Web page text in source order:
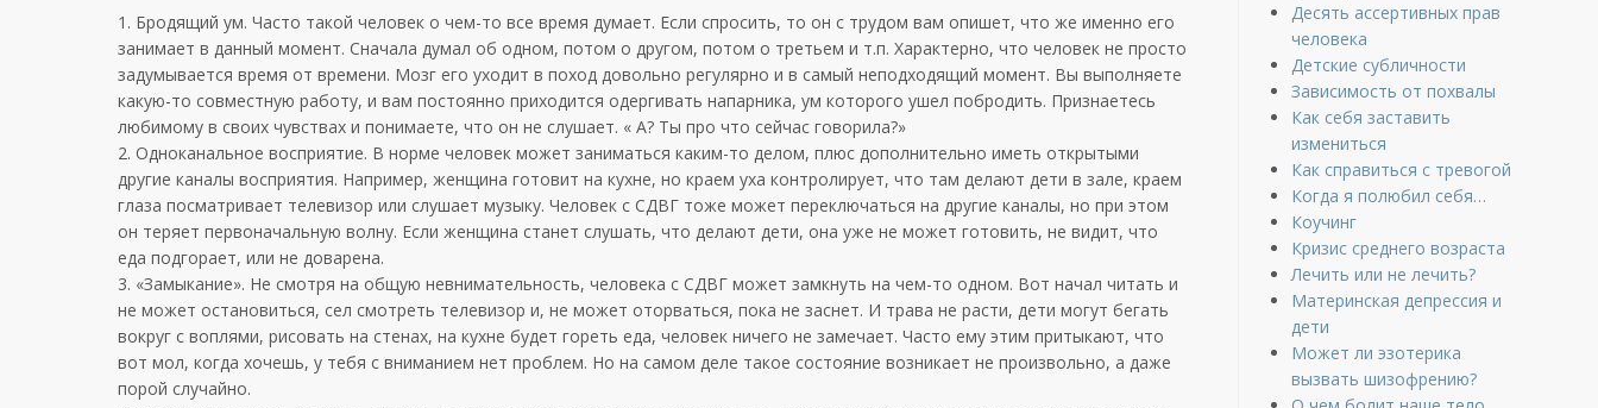
1. Бродящий ум. Часто такой человек о чем-то все время думает. Если спросить, то он с трудом вам опишет, что же именно его
занимает в данный момент. Сначала думал об одном, потом о другом, потом о третьем и т.п. Характерно, что человек не просто
задумывается время от времени. Мозг его уходит в поход довольно регулярно и в самый неподходящий момент. Вы выполняете
какую-то совместную работу, и вам постоянно приходится одергивать напарника, ум которого ушел побродить. Признаетесь
любимому в своих чувствах и понимаете, что он не слушает. « А? Ты про что сейчас говорила?»
2. Одноканальное восприятие. В норме человек может заниматься каким-то делом, плюс дополнительно иметь открытыми
другие каналы восприятия. Например, женщина готовит на кухне, но краем уха контролирует, что там делают дети в зале, краем
глаза посматривает телевизор или слушает музыку. Человек с СДВГ тоже может переключаться на другие каналы, но при этом
он теряет первоначальную волну. Если женщина станет слушать, что делают дети, она уже не может готовить, не видит, что
еда подгорает, или не доварена.
3. «Замыкание». Не смотря на общую невнимательность, человека с СДВГ может замкнуть на чем-то одном. Вот начал читать и
не может остановиться, сел смотреть телевизор и, не может оторваться, пока не заснет. И трава не расти, дети могут бегать
вокруг с воплями, рисовать на стенах, на кухне будет гореть еда, человек ничего не замечает. Часто ему этим притыкают, что
вот мол, когда хочешь, у тебя с вниманием нет проблем. Но на самом деле такое состояние возникает не произвольно, а даже
порой случайно.
Десять ассертивных прав
человека
Детские субличности
Зависимость от похвалы
Как себя заставить
измениться
Как справиться с тревогой
Когда я полюбил себя…
Коучинг
Кризис среднего возраста
Лечить или не лечить?
Материнская депрессия и
дети
Может ли эзотерика
вызвать шизофрению?